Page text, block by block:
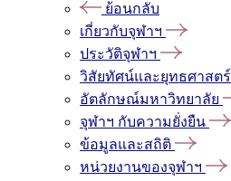
ย้อนกลับ
เกี่ยวกับจุฬาฯ
ประวัติจุฬาฯ
วิสัยทัศน์และยุทธศาสตร์
อัตลักษณ์มหาวิทยาลัย
จุฬาฯ กับความยั่งยืน
ข้อมูลและสถิติ
หน่วยงานของจุฬาฯ